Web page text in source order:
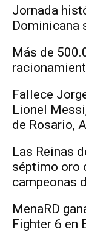
Jornada
Dominicana
Más de
Fallece
Lionel
de Rosario,
Las Reinas
séptimo oro
campeonas
MenaRD
Fighter 6 en